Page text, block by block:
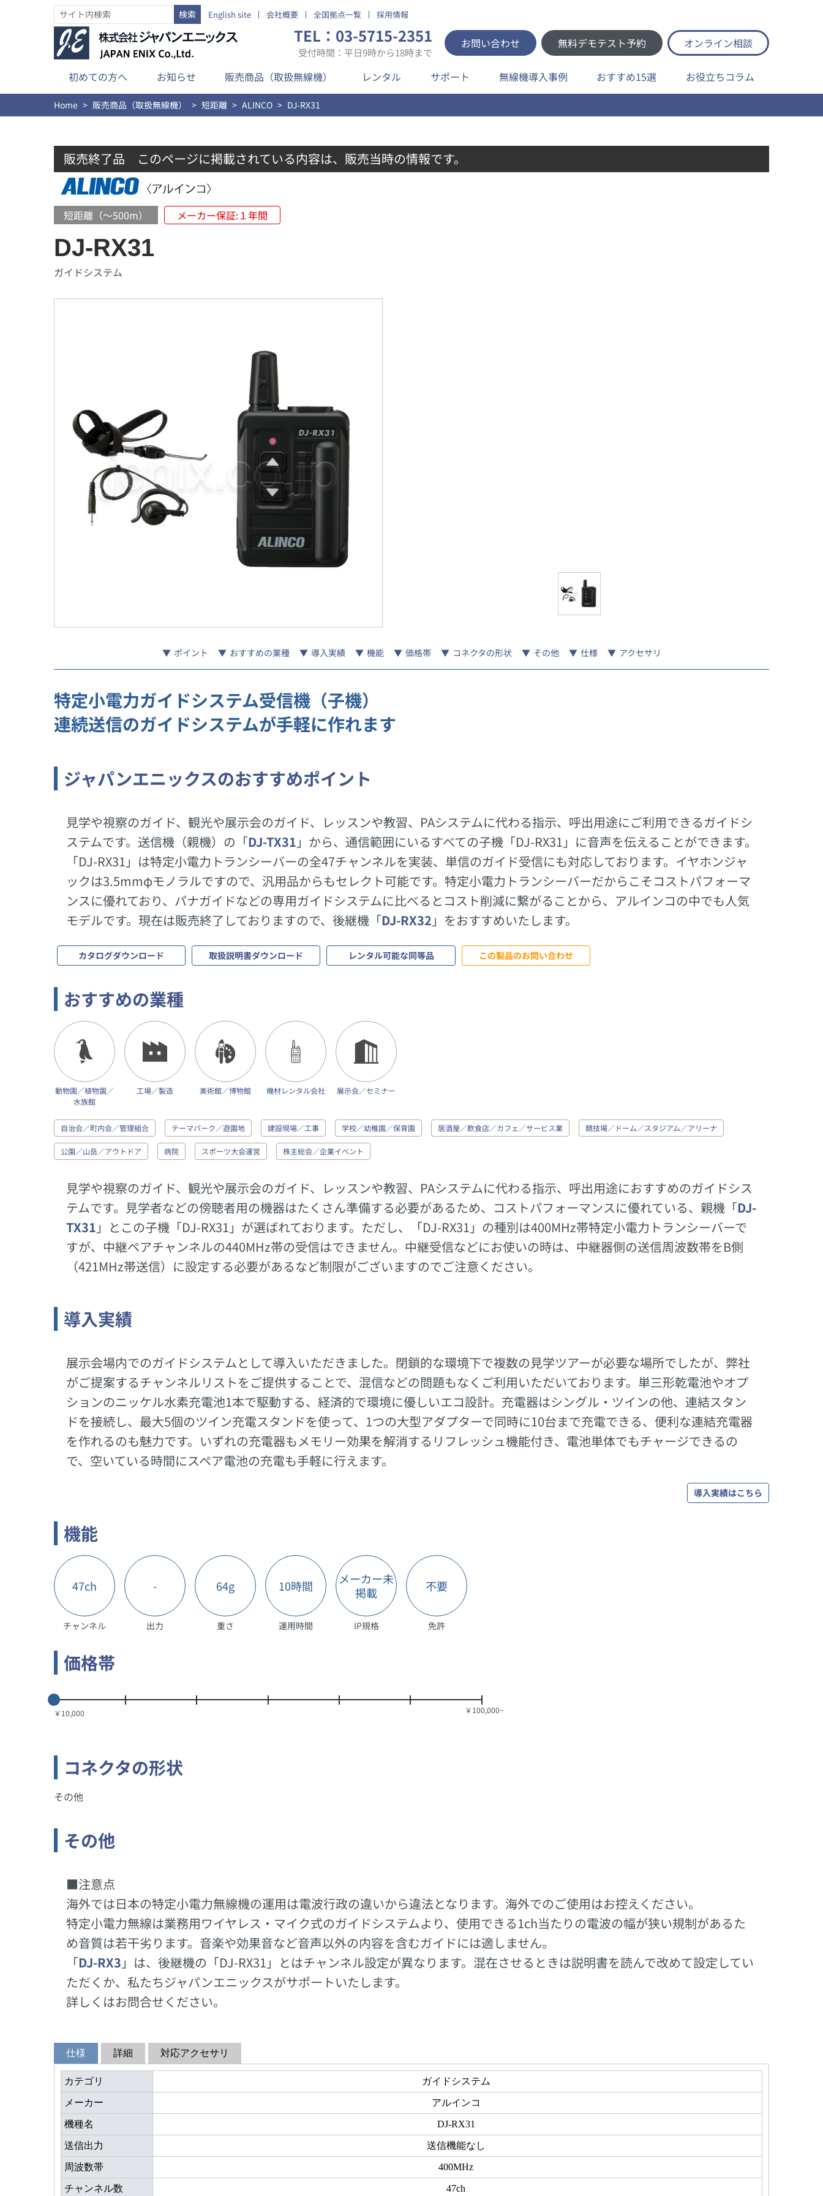
English site 会社概要 全国拠点一覧 採用情報
TEL：03-5715-2351
受付時間：平日9時から18時まで
お問い合わせ 無料デモテスト予約 オンライン相談
初めての方へ お知らせ 販売商品（取扱無線機） レンタル サポート 無線機導入事例 おすすめ15選 お役立ちコラム
Home 販売商品（取扱無線機） 短距離 ALINCO DJ-RX31
販売終了品 このページに掲載されている内容は、販売当時の情報です。
短距離（～500m） メーカー保証:１年間
DJ-RX31
ガイドシステム
ポイント おすすめの業種 導入実績 機能 価格帯 コネクタの形状 その他 仕様 アクセサリ
特定小電力ガイドシステム受信機（子機）
連続送信のガイドシステムが手軽に作れます
ジャパンエニックスのおすすめポイント
見学や視察のガイド、観光や展示会のガイド、レッスンや教習、PAシステムに代わる指示、呼出用途にご利用できるガイドシ
ステムです。送信機（親機）の「DJ-TX31 」から、通信範囲にいるすべての子機「DJ-RX31」に音声を伝えることができます。
「DJ-RX31」は特定小電力トランシーバーの全47チャンネルを実装、単信のガイド受信にも対応しております。イヤホンジャ
ックは3.5mmφモノラルですので、汎用品からもセレクト可能です。特定小電力トランシーバーだからこそコストパフォーマ
ンスに優れており、パナガイドなどの専用ガイドシステムに比べるとコスト削減に繋がることから、アルインコの中でも人気
モデルです。現在は販売終了しておりますので、後継機「DJ-RX32 」をおすすめいたします。
カタログダウンロード 取扱説明書ダウンロード レンタル可能な同等品 この製品のお問い合わせ
おすすめの業種
動物園／植物園／
水族館
工場／製造 美術館／博物館 機材レンタル会社 展示会／セミナー
自治会／町内会／管理組合 テーマパーク／遊園地 建設現場／工事 学校／幼稚園／保育園 居酒屋／飲食店／カフェ／サービス業 競技場／ドーム／スタジアム／アリーナ
公園／山岳／アウトドア 病院 スポーツ大会運営 株主総会／企業イベント
見学や視察のガイド、観光や展示会のガイド、レッスンや教習、PAシステムに代わる指示、呼出用途におすすめのガイドシス
テムです。見学者などの傍聴者用の機器はたくさん準備する必要があるため、コストパフォーマンスに優れている、親機「DJ-
TX31 」とこの子機「DJ-RX31」が選ばれております。ただし、「DJ-RX31」の種別は400MHz帯特定小電力トランシーバーで
すが、中継ペアチャンネルの440MHz帯の受信はできません。中継受信などにお使いの時は、中継器側の送信周波数帯をB側
（421MHz帯送信）に設定する必要があるなど制限がございますのでご注意ください。
導入実績
展示会場内でのガイドシステムとして導入いただきました。閉鎖的な環境下で複数の見学ツアーが必要な場所でしたが、弊社
がご提案するチャンネルリストをご提供することで、混信などの問題もなくご利用いただいております。単三形乾電池やオプ
ションのニッケル水素充電池1本で駆動する、経済的で環境に優しいエコ設計。充電器はシングル・ツインの他、連結スタン
ドを接続し、最大5個のツイン充電スタンドを使って、1つの大型アダプターで同時に10台まで充電できる、便利な連結充電器
を作れるのも魅力です。いずれの充電器もメモリー効果を解消するリフレッシュ機能付き、電池単体でもチャージできるの
で、空いている時間にスペア電池の充電も手軽に行えます。
導入実績はこちら
機能
47ch
チャンネル
-
出力
64g
重さ
10時間
運用時間
メーカー未
掲載
IP規格
不要
免許
価格帯
￥10,000
コネクタの形状
その他
その他
■注意点
海外では日本の特定小電力無線機の運用は電波行政の違いから違法となります。海外でのご使用はお控えください。
特定小電力無線は業務用ワイヤレス・マイク式のガイドシステムより、使用できる1ch当たりの電波の幅が狭い規制があるた
め音質は若干劣ります。音楽や効果音など音声以外の内容を含むガイドには適しません。
「DJ-RX3 」は、後継機の「DJ-RX31」とはチャンネル設定が異なります。混在させるときは説明書を読んで改めて設定してい
ただくか、私たちジャパンエニックスがサポートいたします。
詳しくはお問合せください。
仕様 詳細 対応アクセサリ
カテゴリ ガイドシステム
メーカー アルインコ
機種名 DJ-RX31
送信出力 送信機能なし
周波数帯 400MHz
チャンネル数 47ch